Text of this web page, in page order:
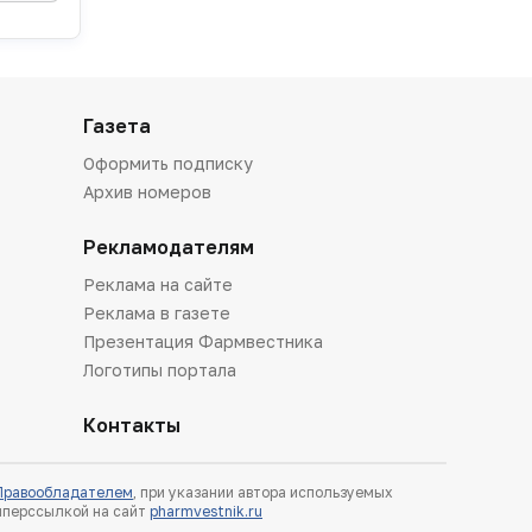
Газета
Оформить подписку
Архив номеров
Рекламодателям
Реклама на сайте
Реклама в газете
Презентация Фармвестника
Логотипы портала
Контакты
, при указании автора используемых
на сайт pharmvestnik.ru